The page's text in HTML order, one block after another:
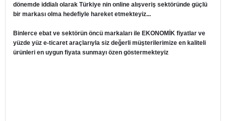
dönemde iddialı olarak Türkiye nin online alışveriş sektöründe güçlü
bir markası olma hedefiyle hareket etmekteyiz...
Binlerce ebat ve sektörün öncü markaları ile EKONOMİK fiyatlar ve
yüzde yüz e-ticaret araçlarıyla siz değerli müşterilerimize en kaliteli
ürünleri en uygun fiyata sunmayı özen göstermekteyiz